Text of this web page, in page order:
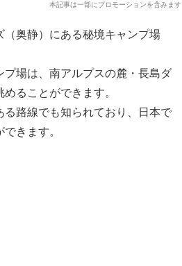
本記事は一部にプロモーションを含みます
奥静）にある秘境キャンプ場
場は、南アルプスの麓・長島ダ
ることができます。
路線でも知られており、日本で
きます。